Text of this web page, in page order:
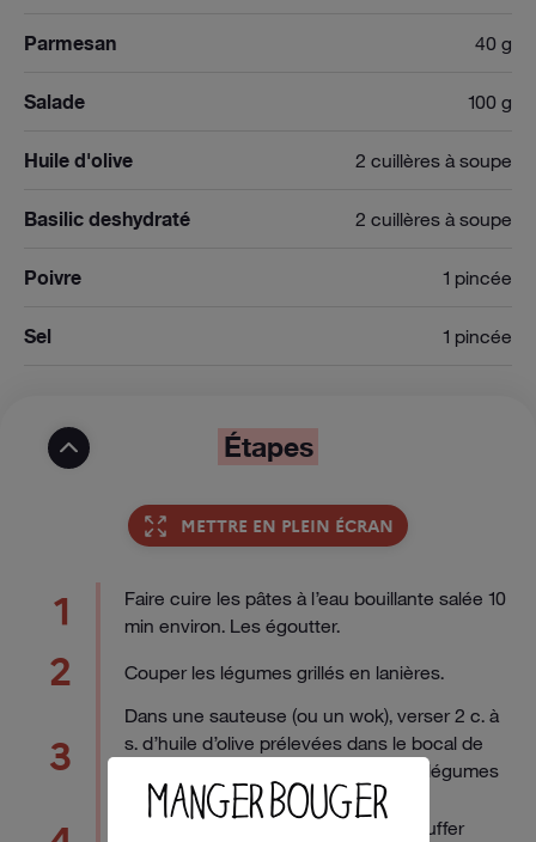
Parmesan 40 g
Salade 100 g
Huile d'olive 2 cuillères à soupe
Basilic deshydraté 2 cuillères à soupe
Poivre 1 pincée
Sel 1 pincée
Étapes
METTRE EN PLEIN ÉCRAN
1
Faire cuire les pâtes à l’eau bouillante salée 10
min environ. Les égoutter.
2 Couper les légumes grillés en lanières.
3
Dans une sauteuse (ou un wok), verser 2 c. à
s. d’huile d’olive prélevées dans le bocal de
tomates séchées et faire revenir les légumes
grillés pendant quelques minutes.
Ajouter les spaghettis cuits puis chauffer